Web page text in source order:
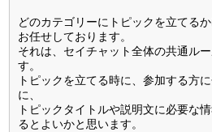
どのカテゴリーにトピックを立てる
お任せしております。
それは、セイチャット全体の共通ル
す。
トピックを立てる時に、参加する方
に、
トピックタイトルや説明文に必要な
るとよいかと思います。